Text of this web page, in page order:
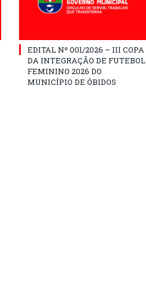
EDITAL Nº 001/2026 – III COPA
DA INTEGRAÇÃO DE FUTEBOL
FEMININO 2026 DO
MUNICÍPIO DE ÓBIDOS